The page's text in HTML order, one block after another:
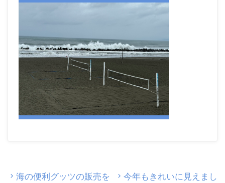
海の便利グッツの販売を
今年もきれいに見えまし